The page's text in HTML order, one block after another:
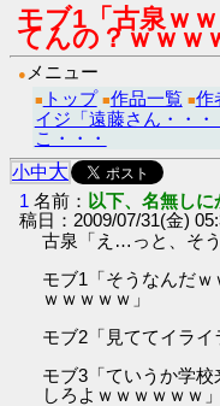
モブ1「古泉ｗ
てんの？ｗｗｗ
● メニュー
■ トップ ■作品一覧 ■作
イジ「遠藤さん・・
こ・・・
小中大
1 名前： 以下、名無し
稿日：2009/07/31(金)
古泉「え…っと、そ
モブ1「そうなんだ
ｗｗｗｗｗ」
モブ2「見ててイライ
モブ3「ていうか学
しろよｗｗｗｗｗｗ」